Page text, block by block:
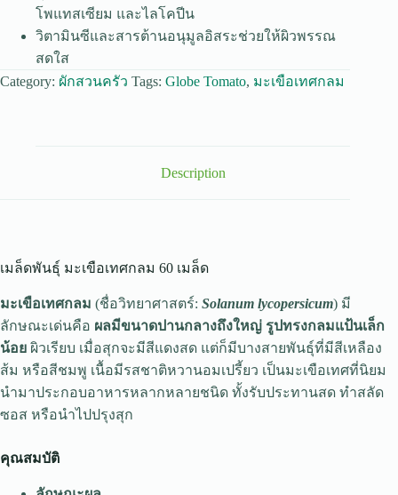
โพแทสเซียม และไลโคปีน
วิตามินซีและสารต้านอนุมูลอิสระช่วยให้ผิวพรรณ
สดใส
Category: ผักสวนครัว Tags: Globe Tomato, มะเขือเทศกลม
Description
เมล็ดพันธุ์ มะเขือเทศกลม 60 เมล็ด
มะเขือเทศกลม (ชื่อวิทยาศาสตร์: Solanum lycopersicum) มี
ลักษณะเด่นคือ ผลมีขนาดปานกลางถึงใหญ่ รูปทรงกลมแป้นเล็ก
น้อย ผิวเรียบ เมื่อสุกจะมีสีแดงสด แต่ก็มีบางสายพันธุ์ที่มีสีเหลือง
ส้ม หรือสีชมพู เนื้อมีรสชาติหวานอมเปรี้ยว เป็นมะเขือเทศที่นิยม
นำมาประกอบอาหารหลากหลายชนิด ทั้งรับประทานสด ทำสลัด
ซอส หรือนำไปปรุงสุก
คุณสมบัติ